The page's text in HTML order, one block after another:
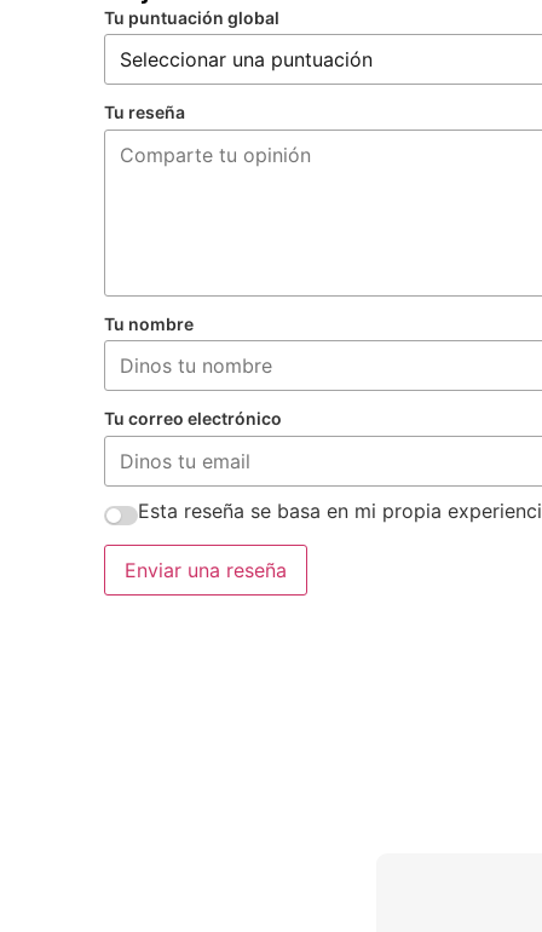
Tu puntuación global
Tu reseña
Tu nombre
Tu correo electrónico
Esta reseña se basa en mi propia
Enviar una reseña